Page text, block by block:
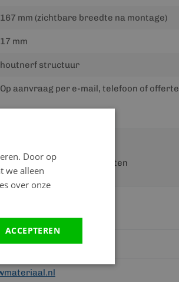
167 mm (zichtbare breedte na montage)
17 mm
houtnerf structuur
Op aanvraag per e-mail, telefoon of offerte
een van onze specialisten
Door op
we alleen
over onze
ACCEPTEREN